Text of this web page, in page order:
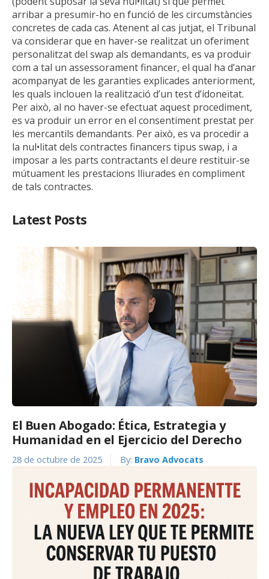
arribar a presumir-ho en funció de les circumstàncies
concretes de cada cas. Atenent al cas jutjat, el Tribunal
va considerar que en haver-se realitzat un oferiment
personalitzat del swap als demandants, es va produir
com a tal un assessorament financer, el qual ha d’anar
acompanyat de les garanties explicades anteriorment,
les quals inclouen la realització d’un test d’idoneïtat.
Per això, al no haver-se efectuat aquest procediment,
es va produir un error en el consentiment prestat per
les mercantils demandants. Per això, es va procedir a
la nul•litat dels contractes financers tipus swap, i a
imposar a les parts contractants el deure restituir-se
mútuament les prestacions lliurades en compliment
de tals contractes.
Latest Posts
El Buen Abogado: Ética, Estrategia y
Humanidad en el Ejercicio del Derecho
28 de octubre de 2025 By: Bravo Advocats